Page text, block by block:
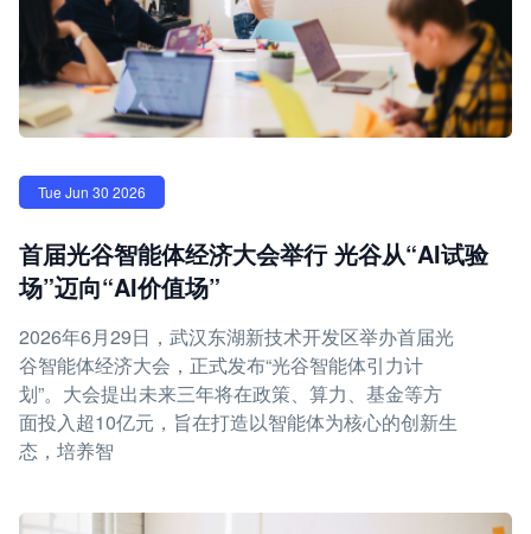
Tue Jun 30 2026
首届光谷智能体经济大会举行 光谷从“AI试验
场”迈向“AI价值场”
2026年6月29日，武汉东湖新技术开发区举办首届光
谷智能体经济大会，正式发布“光谷智能体引力计
划”。大会提出未来三年将在政策、算力、基金等方
面投入超10亿元，旨在打造以智能体为核心的创新生
态，培养智